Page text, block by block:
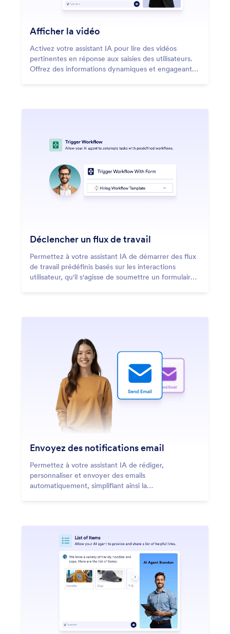
Afficher la vidéo
Activez votre assistant IA pour lire des vidéos
pertinentes en réponse aux saisies des utilisateurs.
Offrez des informations dynamiques et engageantes
Déclencher un flux de travail
Permettez à votre assistant IA de démarrer des flux
de travail prédéfinis basés sur les interactions
utilisateur, qu'il s'agisse de soumettre un formulaire,
Envoyez des notifications email
Permettez à votre assistant IA de rédiger,
personnaliser et envoyer des emails
automatiquement, simplifiant ainsi la